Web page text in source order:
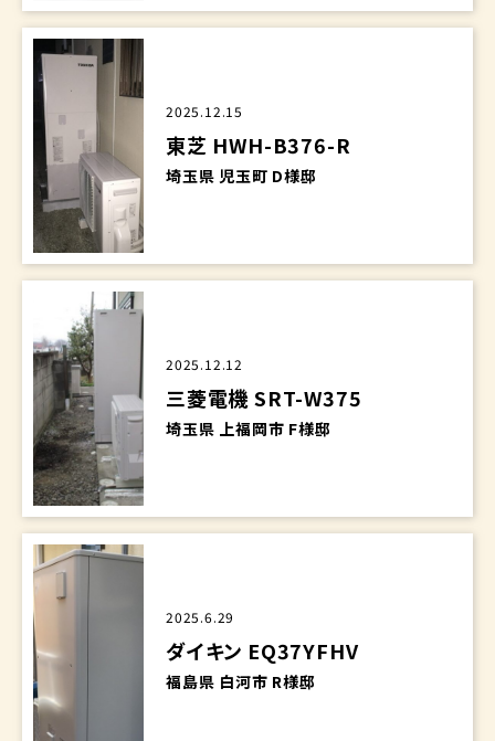
2025.12.15
東芝 HWH-B376-R
埼玉県 児玉町 D様邸
2025.12.12
三菱電機 SRT-W375
埼玉県 上福岡市 F様邸
2025.6.29
ダイキン EQ37YFHV
福島県 白河市 R様邸